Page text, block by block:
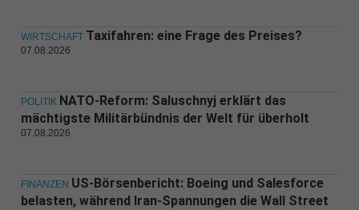
WIRTSCHAFT Taxifahren: eine Frage des Preises?
07.08.2026
POLITIK NATO-Reform: Saluschnyj erklärt das
mächtigste Militärbündnis der Welt für überholt
07.08.2026
FINANZEN US-Börsenbericht: Boeing und Salesforce
belasten, während Iran-Spannungen die Wall Street